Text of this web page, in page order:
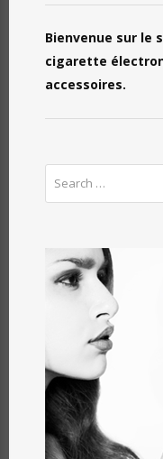
Bienvenue sur le
cigarette
accessoires.